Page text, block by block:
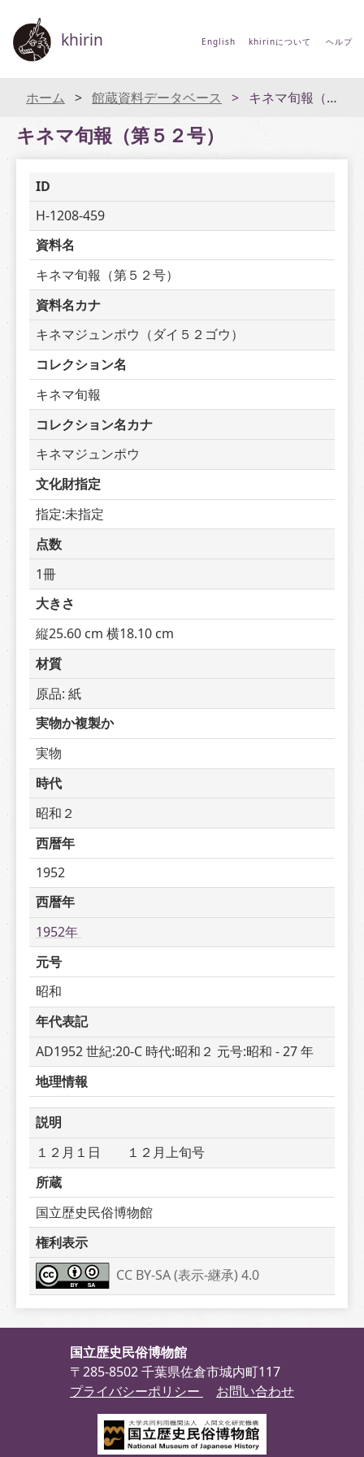
khirin English khirinについて ヘルプ
ホーム 館蔵資料データベース キネマ旬報（第５２号）
キネマ旬報（第５２号）
ID
H-1208-459
資料名
キネマ旬報（第５２号）
資料名カナ
キネマジュンポウ（ダイ５２ゴウ）
コレクション名
キネマ旬報
コレクション名カナ
キネマジュンポウ
文化財指定
指定:未指定
点数
1冊
大きさ
縦25.60 cm 横18.10 cm
材質
原品: 紙
実物か複製か
実物
時代
昭和２
西暦年
1952
西暦年
1952年
元号
昭和
年代表記
AD1952 世紀:20-C 時代:昭和２ 元号:昭和 - 27 年
地理情報
説明
１２月１日　　１２月上旬号
所蔵
国立歴史民俗博物館
権利表示
CC BY-SA (表示-継承) 4.0
国立歴史民俗博物館
〒285-8502 千葉県佐倉市城内町117
プライバシーポリシー
お問い合わせ